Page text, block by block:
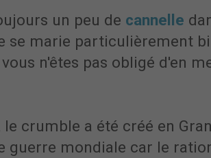
un peu de cannelle
se marie particulièrement
n'êtes pas obligé d'en
le crumble a été créé en
guerre mondiale car le